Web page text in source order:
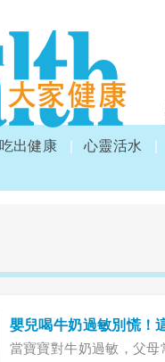
吃出健康 心靈活水
嬰兒喝牛奶過敏別慌！
當寶寶對牛奶過敏，父